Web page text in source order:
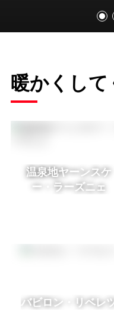
暖かくして
温泉地ヤーンスケ
ー・ラーズニェ
バビロン・リベレ